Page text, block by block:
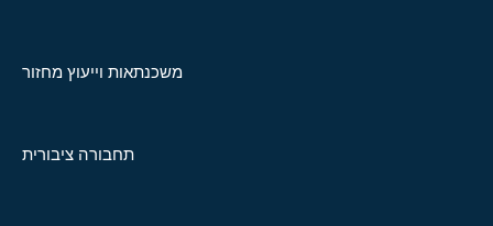
משכנתאות וייעוץ מחזור
תחבורה ציבורית